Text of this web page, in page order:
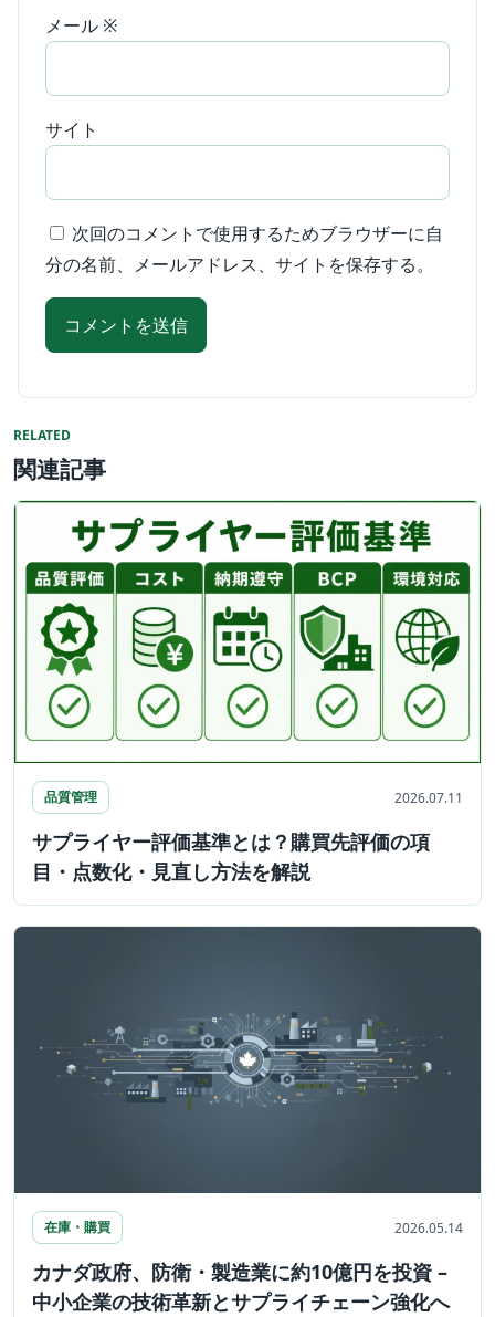
メール ※
サイト
次回のコメントで使用するためブラウザーに自
分の名前、メールアドレス、サイトを保存する。
RELATED
関連記事
品質管理 2026.07.11
サプライヤー評価基準とは？購買先評価の項
目・点数化・見直し方法を解説
在庫・購買 2026.05.14
カナダ政府、防衛・製造業に約10億円を投資 –
中小企業の技術革新とサプライチェーン強化へ